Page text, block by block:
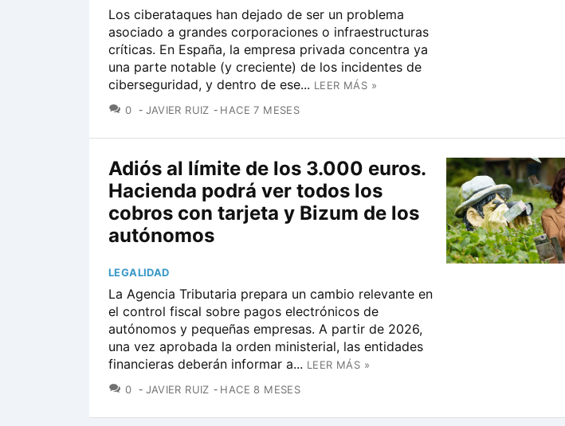
Los ciberataques han dejado de ser un problema
asociado a grandes corporaciones o infraestructuras
críticas. En España, la empresa privada concentra ya
una parte notable (y creciente) de los incidentes de
ciberseguridad, y dentro de ese... LEER MÁS »
0 COMENTARIOS
JAVIER RUIZ HACE 7 MESES
Adiós al límite de los 3.000 euros.
Hacienda podrá ver todos los
cobros con tarjeta y Bizum de los
autónomos
LEGALIDAD
La Agencia Tributaria prepara un cambio relevante en
el control fiscal sobre pagos electrónicos de
autónomos y pequeñas empresas. A partir de 2026,
una vez aprobada la orden ministerial, las entidades
financieras deberán informar a... LEER MÁS »
0 COMENTARIOS
JAVIER RUIZ HACE 8 MESES